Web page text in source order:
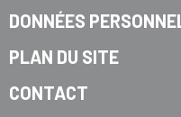
DONNÉES
PLAN DU SITE
CONTACT